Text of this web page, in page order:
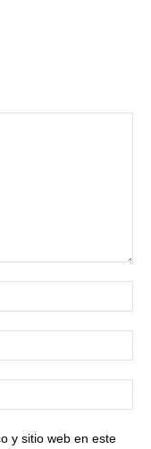
y sitio web en este